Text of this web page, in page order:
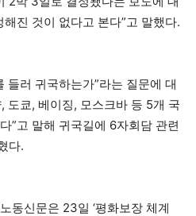
진 것이 없다고 본다”고 말했다.
들러 귀국하는가”라는 질문에 대
도쿄, 베이징, 모스크바 등 5개 국
”고 말해 귀국길에 6자회담 관련
다.
동신문은 23일 ‘평화보장 체계